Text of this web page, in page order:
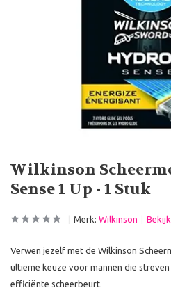
Wilkinson
Sense 1 Up - 1 Stuk
Merk: Wilkinson
Verwen jezelf met de Wilkinson
ultieme keuze voor mannen die
efficiënte scheerbeurt.